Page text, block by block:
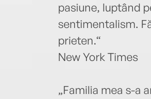
pasiune, luptând
sentimentalism.
prieten.“
New York Times
„Familia mea s-a